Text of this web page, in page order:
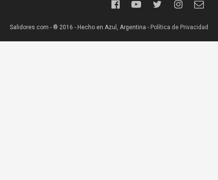
Salidores.com - ® 2016 - Hecho en Azul, Argentina - Política de Privacidad